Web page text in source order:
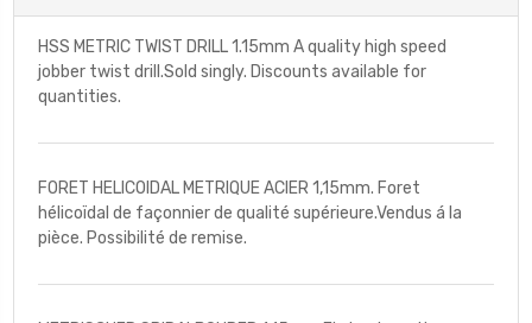
HSS METRIC TWIST DRILL 1.15mm A quality high speed
jobber twist drill.Sold singly. Discounts available for
quantities.
FORET HELICOIDAL METRIQUE ACIER 1,15mm. Foret
hélicoïdal de façonnier de qualité supérieure.Vendus á la
pièce. Possibilité de remise.